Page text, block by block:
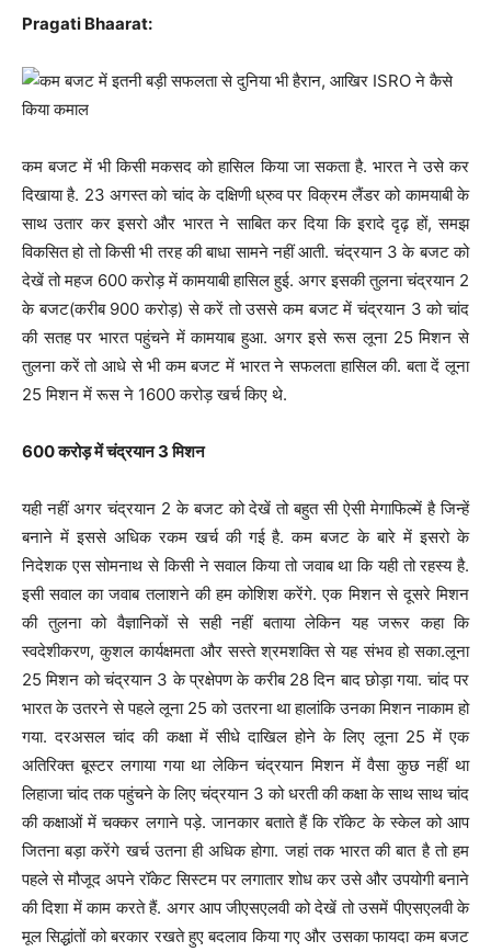
Pragati Bhaarat:
कम बजट में भी किसी मकसद को हासिल किया जा सकता है. भारत ने उसे कर
दिखाया है. 23 अगस्त को चांद के दक्षिणी ध्रुव पर विक्रम लैंडर को कामयाबी के
साथ उतार कर इसरो और भारत ने साबित कर दिया कि इरादे दृढ़ हों, समझ
विकसित हो तो किसी भी तरह की बाधा सामने नहीं आती. चंद्रयान 3 के बजट को
देखें तो महज 600 करोड़ में कामयाबी हासिल हुई. अगर इसकी तुलना चंद्रयान 2
के बजट(करीब 900 करोड़) से करें तो उससे कम बजट में चंद्रयान 3 को चांद
की सतह पर भारत पहुंचने में कामयाब हुआ. अगर इसे रूस लूना 25 मिशन से
तुलना करें तो आधे से भी कम बजट में भारत ने सफलता हासिल की. बता दें लूना
25 मिशन में रूस ने 1600 करोड़ खर्च किए थे.
600 करोड़ में चंद्रयान 3 मिशन
यही नहीं अगर चंद्रयान 2 के बजट को देखें तो बहुत सी ऐसी मेगाफिल्में है जिन्हें
बनाने में इससे अधिक रकम खर्च की गई है. कम बजट के बारे में इसरो के
निदेशक एस सोमनाथ से किसी ने सवाल किया तो जवाब था कि यही तो रहस्य है.
इसी सवाल का जवाब तलाशने की हम कोशिश करेंगे. एक मिशन से दूसरे मिशन
की तुलना को वैज्ञानिकों से सही नहीं बताया लेकिन यह जरूर कहा कि
स्वदेशीकरण, कुशल कार्यक्षमता और सस्ते श्रमशक्ति से यह संभव हो सका.लूना
25 मिशन को चंद्रयान 3 के प्रक्षेपण के करीब 28 दिन बाद छोड़ा गया. चांद पर
भारत के उतरने से पहले लूना 25 को उतरना था हालांकि उनका मिशन नाकाम हो
गया. दरअसल चांद की कक्षा में सीधे दाखिल होने के लिए लूना 25 में एक
अतिरिक्त बूस्टर लगाया गया था लेकिन चंद्रयान मिशन में वैसा कुछ नहीं था
लिहाजा चांद तक पहुंचने के लिए चंद्रयान 3 को धरती की कक्षा के साथ साथ चांद
की कक्षाओं में चक्कर लगाने पड़े. जानकार बताते हैं कि रॉकेट के स्केल को आप
जितना बड़ा करेंगे खर्च उतना ही अधिक होगा. जहां तक भारत की बात है तो हम
पहले से मौजूद अपने रॉकेट सिस्टम पर लगातार शोध कर उसे और उपयोगी बनाने
की दिशा में काम करते हैं. अगर आप जीएसएलवी को देखें तो उसमें पीएसएलवी के
मूल सिद्धांतों को बरकार रखते हुए बदलाव किया गए और उसका फायदा कम बजट